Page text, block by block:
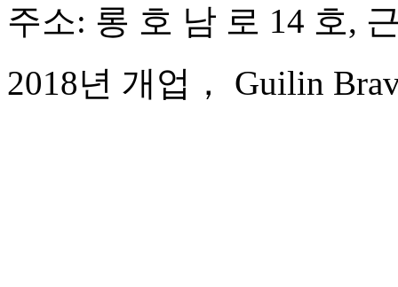
주소: 롱 호 남 로 14 호,
2018년 개업， Guilin